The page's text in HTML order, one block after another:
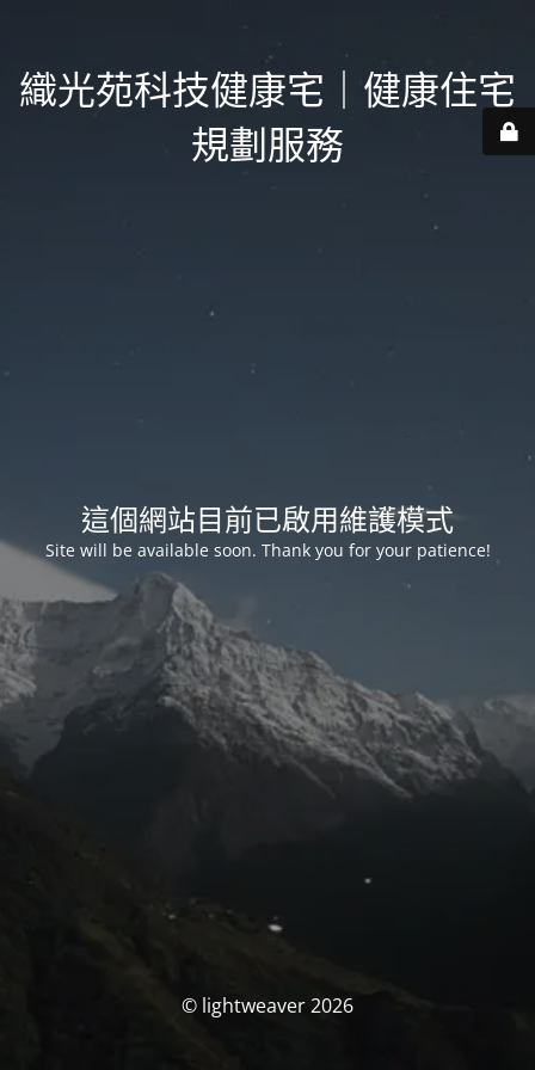
織光苑科技健康宅｜健康住宅
規劃服務
這個網站目前已啟用維護模式
Site will be available soon. Thank you for your patience!
© lightweaver 2026